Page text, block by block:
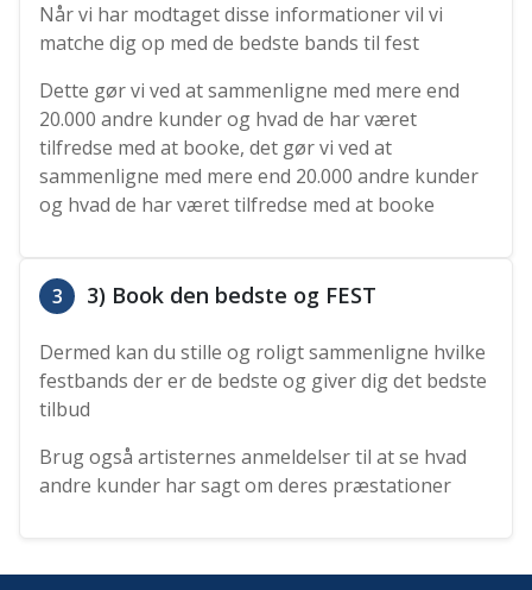
Når vi har modtaget disse informationer vil vi
matche dig op med de bedste bands til fest
Dette gør vi ved at sammenligne med mere end
20.000 andre kunder og hvad de har været
tilfredse med at booke, det gør vi ved at
sammenligne med mere end 20.000 andre kunder
og hvad de har været tilfredse med at booke
3 3) Book den bedste og FEST
Dermed kan du stille og roligt sammenligne hvilke
festbands der er de bedste og giver dig det bedste
tilbud
Brug også artisternes anmeldelser til at se hvad
andre kunder har sagt om deres præstationer